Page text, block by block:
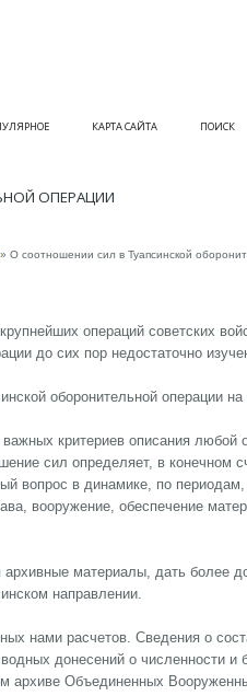
КАРТА САЙТА ПОИСК
ОПЕРАЦИИ
» О соотношении сил в Туапсинской
операций советских
до сих пор недостаточно
оборонительной операции
критериев описания любой
сил определяет, в конечном
вопрос в динамике, по периодам,
вооружение, обеспечение
материалы, дать более
направлении.
нами расчетов. Сведения о
донесений о численности и
архиве Объединенных